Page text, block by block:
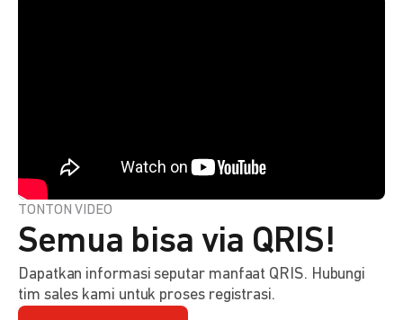
TONTON VIDEO
Semua bisa via QRIS!
Dapatkan informasi seputar manfaat QRIS. Hubungi
tim sales kami untuk proses registrasi.